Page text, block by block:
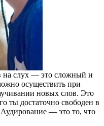
на слух — это сложный и
осуществить при
новых слов. Это
ты достаточно свободен в
— это то, что